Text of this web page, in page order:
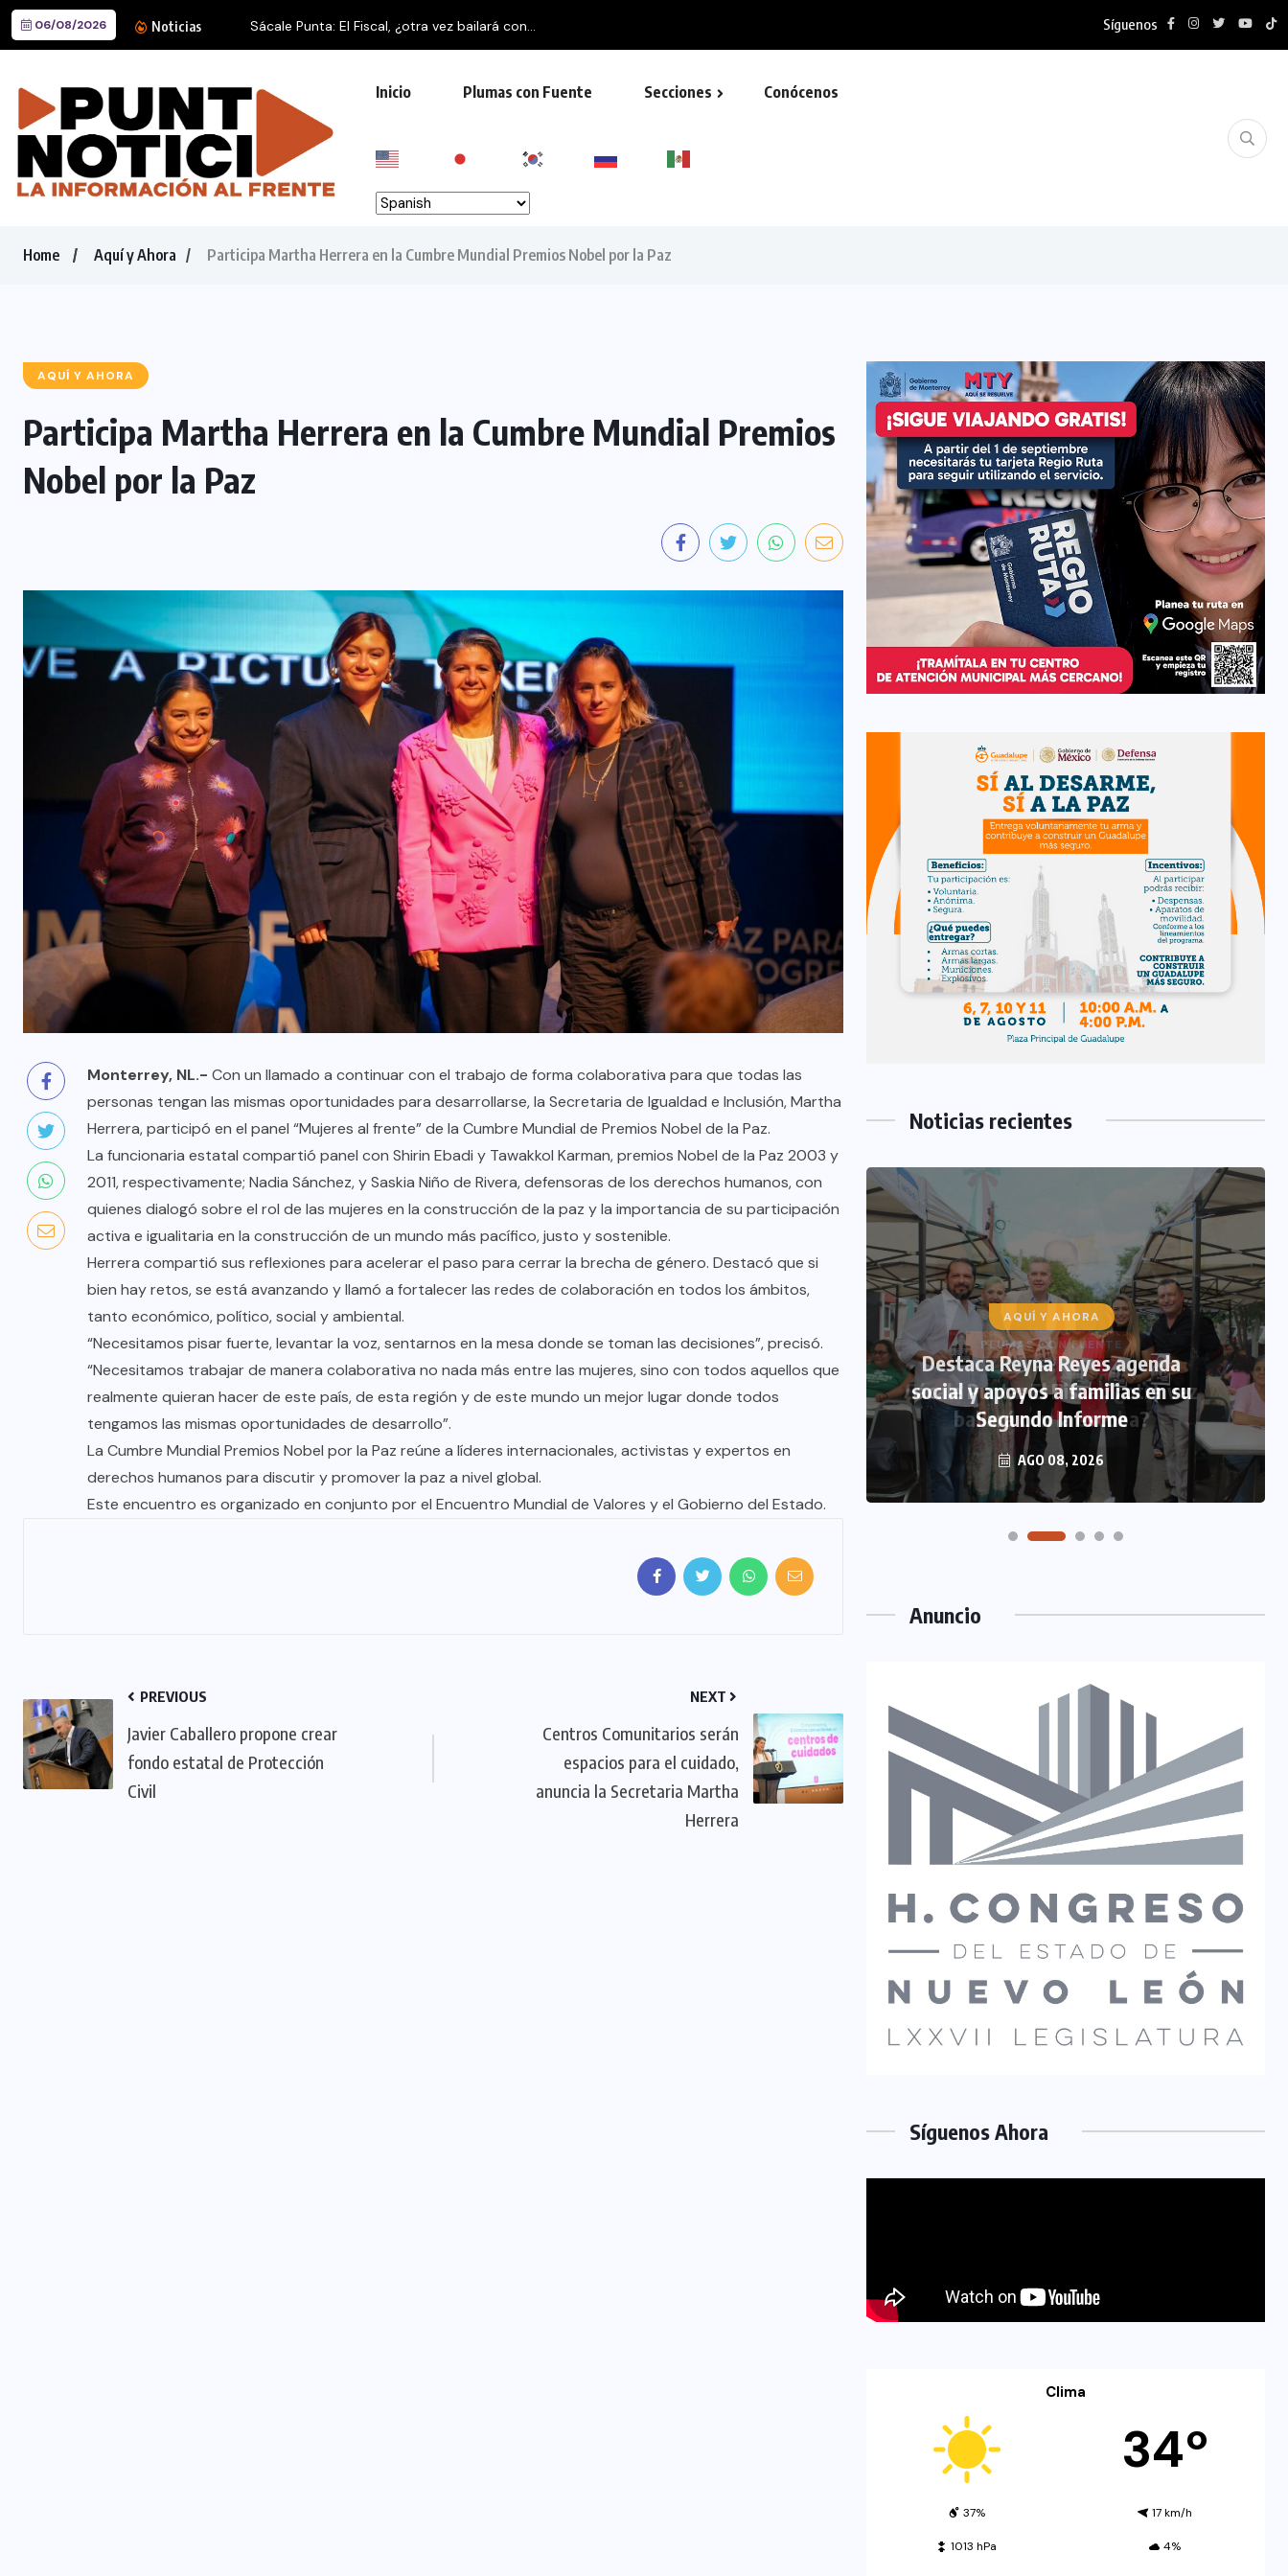
06/08/2026 Noticias Sácale Punta: El Fiscal, ¿otra vez bailará con... Síguenos
Inicio Plumas con Fuente Secciones Conócenos
Home Aquí y Ahora Participa Martha Herrera en la Cumbre Mundial Premios Nobel por la Paz
AQUÍ Y AHORA
Participa Martha Herrera en la Cumbre Mundial Premios
Nobel por la Paz
Monterrey, NL.- Con un llamado a continuar con el trabajo de forma colaborativa para que todas las
personas tengan las mismas oportunidades para desarrollarse, la Secretaria de Igualdad e Inclusión, Martha
Herrera, participó en el panel “Mujeres al frente” de la Cumbre Mundial de Premios Nobel de la Paz.
La funcionaria estatal compartió panel con Shirin Ebadi y Tawakkol Karman, premios Nobel de la Paz 2003 y
2011, respectivamente; Nadia Sánchez, y Saskia Niño de Rivera, defensoras de los derechos humanos, con
quienes dialogó sobre el rol de las mujeres en la construcción de la paz y la importancia de su participación
activa e igualitaria en la construcción de un mundo más pacífico, justo y sostenible.
Herrera compartió sus reflexiones para acelerar el paso para cerrar la brecha de género. Destacó que si
bien hay retos, se está avanzando y llamó a fortalecer las redes de colaboración en todos los ámbitos,
tanto económico, político, social y ambiental.
“Necesitamos pisar fuerte, levantar la voz, sentarnos en la mesa donde se toman las decisiones”, precisó.
“Necesitamos trabajar de manera colaborativa no nada más entre las mujeres, sino con todos aquellos que
realmente quieran hacer de este país, de esta región y de este mundo un mejor lugar donde todos
tengamos las mismas oportunidades de desarrollo”.
La Cumbre Mundial Premios Nobel por la Paz reúne a líderes internacionales, activistas y expertos en
derechos humanos para discutir y promover la paz a nivel global.
Este encuentro es organizado en conjunto por el Encuentro Mundial de Valores y el Gobierno del Estado.
PREVIOUS
Javier Caballero propone crear
fondo estatal de Protección
Civil
NEXT
Centros Comunitarios serán
espacios para el cuidado,
anuncia la Secretaria Martha
Herrera
Noticias recientes
AQUÍ Y AHORA
Invita Gobierno de Monterrey a
tramitar la tarjeta de la Regio Ruta
AGO 08, 2026
PLUMAS CON FUENTE
Sácale Punta: El Fiscal, ¿otra vez
AGO 08, 2026
AQUÍ Y AHORA
Destaca Reyna Reyes agenda
social y apoyos a familias en su
Segundo Informe
AGO 08, 2026
Anuncio
Síguenos Ahora
Clima
34º
37% 17 km/h
1013 hPa 4%